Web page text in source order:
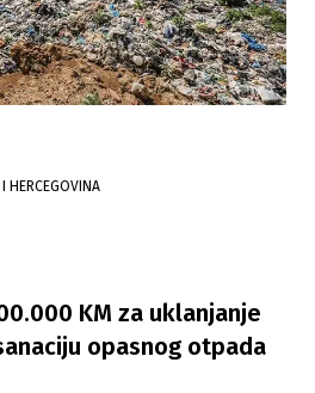
I HERCEGOVINA
KM za uklanjanje
opasnog otpada